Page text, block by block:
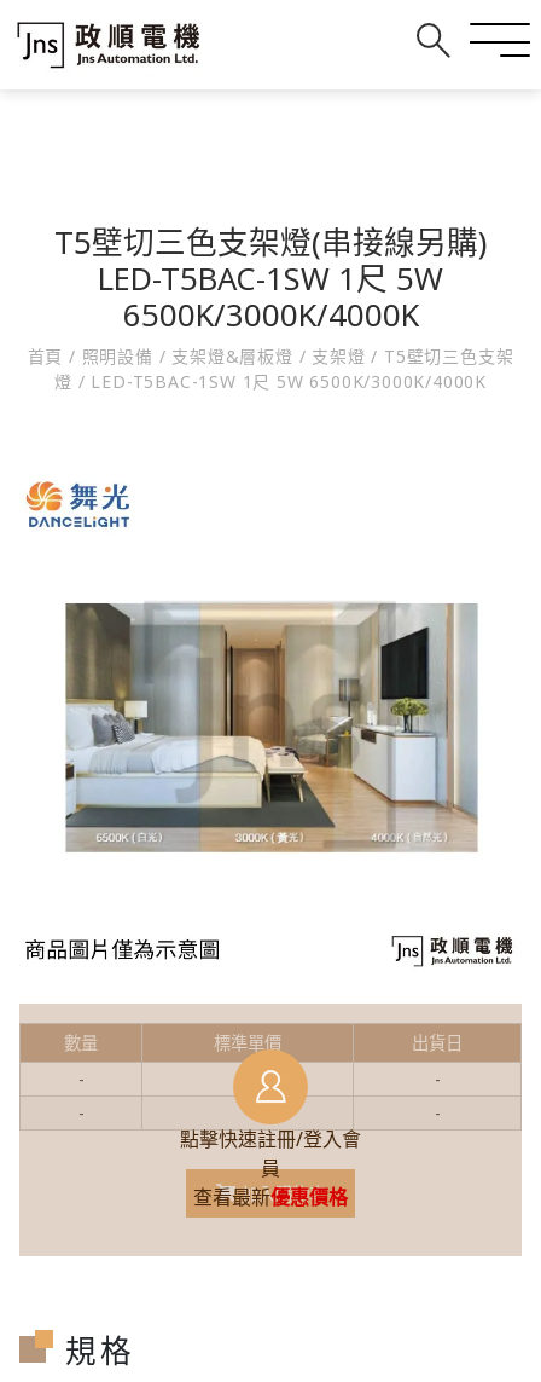
T5壁切三色支架燈(串接線另購)
LED-T5BAC-1SW 1尺 5W
6500K/3000K/4000K
首頁 / 照明設備 / 支架燈&層板燈 / 支架燈/ T5壁切三色支架
燈 / LED-T5BAC-1SW 1尺 5W 6500K/3000K/4000K
點擊快速註冊/登入會
員
查看最新優惠價格
數量 標準單價
出貨日
-
-
-
- -
加入購物車
規格